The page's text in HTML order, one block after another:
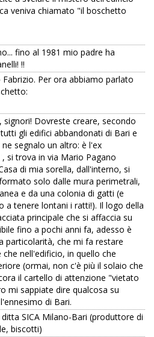
veniva chiamato "il boschetto
fino al 1981 mio padre ha
!!
Fabrizio. Per ora abbiamo parlato
Dovreste creare, secondo
gli edifici abbandonati di Bari e
segnalo un altro: è l'ex
si trova in via Mario Pagano
di mia sorella, dall'interno, si
solo dalle mura perimetrali,
e da una colonia di gatti (e
a tenere lontani i ratti!). Il logo della
principale che si affaccia su
fino a pochi anni fa, adesso è
particolarità, che mi fa restare
nell'edificio, in quello che
(ormai, non c'è più il solaio che
il cartello di attenzione "vietato
mi sappiate dire qualcosa su
di Bari.
SICA Milano-Bari (produttore di
biscotti)